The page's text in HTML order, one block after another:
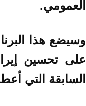
العمومي.
وسيضع هذا
على تحسين
السابقة التي